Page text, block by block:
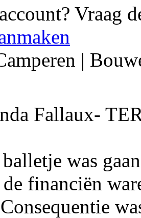
Vraag
|
Fallaux-
was
financiën